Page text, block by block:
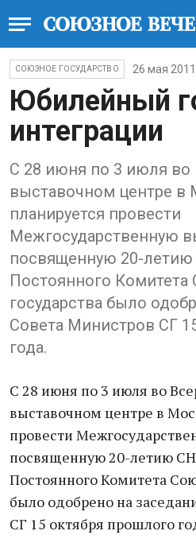
СОЮЗНОЕ ГОСУДАРСТВО 26 мая 2011
Юбилейный
интеграции
С 28 июня по 3 июля во
выставочном центре в
планируется провести
Межгосударственную
посвященную 20-летию
Постоянного Комитета
государства было
Совета Министров СГ
года.
С 28 июня по 3 июля во
выставочном центре в
провести
посвященную 20-летию
Постоянного Комитета
было одобрено на
СГ 15 октября прошлого